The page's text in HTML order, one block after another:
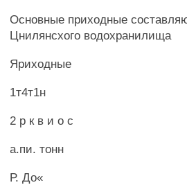
Основные приходные
Цнилянсхого водохранилища
Яриходные
1т4т1н
2 р к в и о с
а.пи. тонн
Р. До«